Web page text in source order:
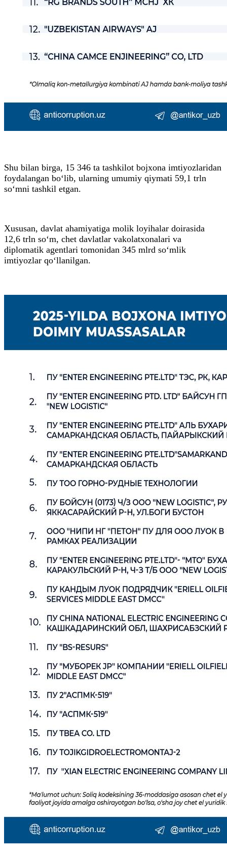
Shu bilan birga, 15 346 ta tashkilot bojxona imtiyozlaridan
foydalangan bo‘lib, ularning umumiy qiymati 59,1 trln
so‘mni tashkil etgan.
Xususan, davlat ahamiyatiga molik loyihalar doirasida
12,6 trln so‘m, chet davlatlar vakolatxonalari va
diplomatik agentlari tomonidan 345 mlrd so‘mlik
imtiyozlar qo‘llanilgan.